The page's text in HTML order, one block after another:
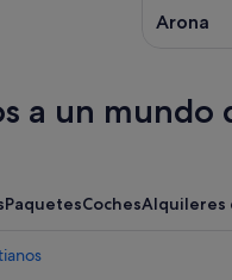
Arona
a un mundo
PaquetesCochesAlquileres